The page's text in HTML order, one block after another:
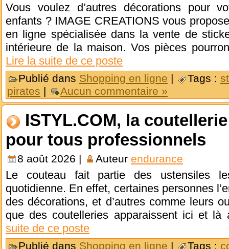
Vous voulez d’autres décorations pour
enfants ? IMAGE CREATIONS vous
en ligne spécialisée dans la vente de
intérieure de la maison. Vos pièces
Lire la suite de ce poste
Publié dans Shopping en ligne | Tags :
pirates | Aucun commentaire »
ISTYL.COM, la
pour tous professionnels
8 août 2026 | Auteur endurance
Le couteau fait partie des ustensiles
quotidienne. En effet, certaines personnes
des décorations, et d’autres comme leurs
que des coutelleries apparaissent ici et
suite de ce poste
Publié dans Shopping en ligne | Tags :